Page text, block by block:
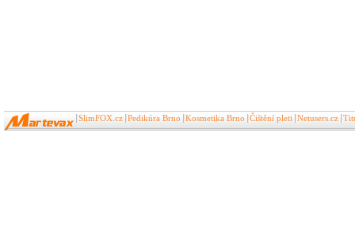
SlimFOX.cz Pedikúra Brno Kosmetika Brno Čištění pleti Netusers.cz